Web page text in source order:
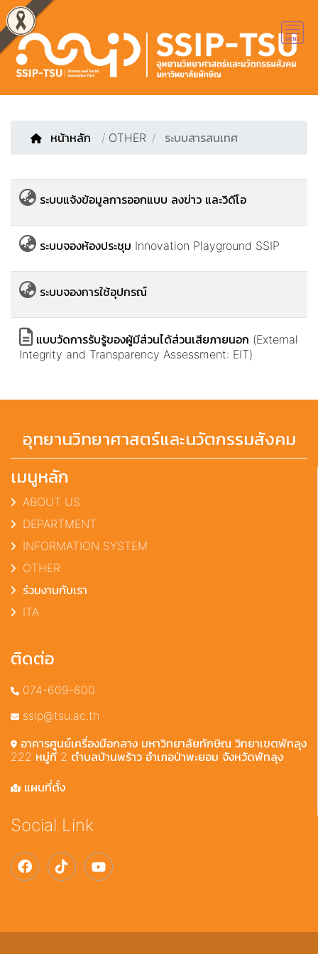
หน้าหลัก / OTHER ระบบสารสนเทศ
ระบบแจ้งข้อมูลการออกแบบ ลงข่าว และวิดีโอ
ระบบจองห้องประชุม Innovation Playground SSIP
ระบบจองการใช้อุปกรณ์
แบบวัดการรับรู้ของผู้มีส่วนได้ส่วนเสียภายนอก (External
Integrity and Transparency Assessment: EIT)
อุทยานวิทยาศาสตร์และนวัตกรรมสังคม
เมนูหลัก
ABOUT US
DEPARTMENT
INFORMATION SYSTEM
OTHER
ร่วมงานกับเรา
ITA
ติดต่อ
074-609-600
ssip@tsu.ac.th
อาคารศูนย์เครื่องมือกลาง มหาวิทยาลัยทักษิณ วิทยาเขตพัทลุง
222 หมู่ที่ 2 ตำบลบ้านพร้าว อำเภอป่าพะยอม จังหวัดพัทลุง
แผนที่ตั้ง
Social Link